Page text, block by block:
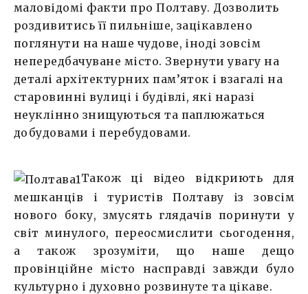
маловідомі факти про Полтаву. Дозволить
роздивитись її пильніше, зацікавлено
поглянути на наше чудове, іноді зовсім
непередбачуване місто. Звернути увагу на
деталі архітектурних пам’яток і взагалі на
старовинні вулиці і будівлі, які наразі
неуклінно знищуються та паплюжаться
добудовами і перебудовами.
Також ці відео відкриють для
мешканців і туристів Полтаву із зовсім
нового боку, змусять глядачів поринути у
світ минулого, переосмислити сьогодення,
а також зрозуміти, що наше дещо
провінційне місто насправді завжди було
культурно і духовно розвинуте та цікаве.